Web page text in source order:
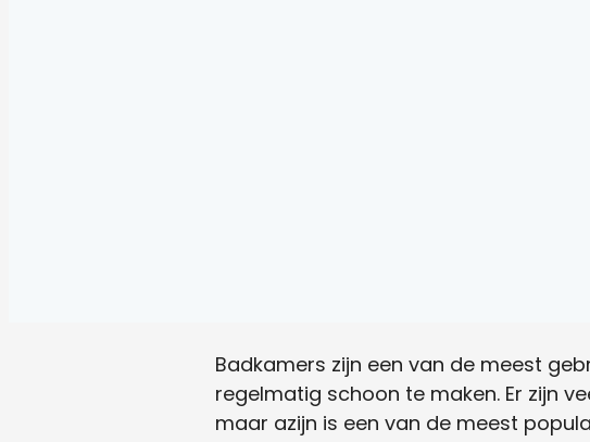
Badkamers zijn een van de meest
regelmatig schoon te maken. Er zijn
maar azijn is een van de meest